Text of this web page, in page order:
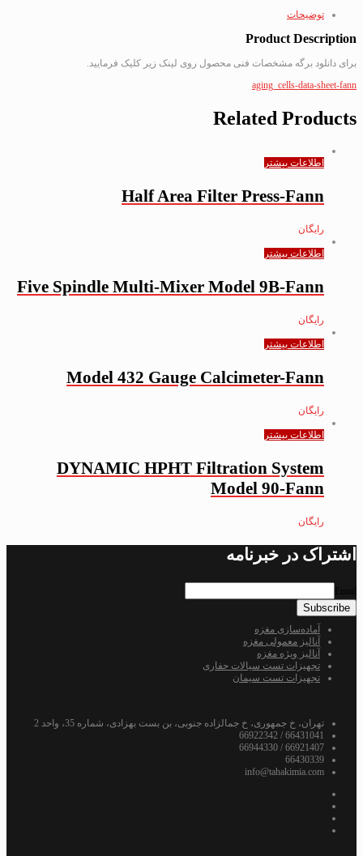
توضیحات
Product Description
برای دانلود برگه مشخصات فنی محصول روی لینک زیر کلیک فرمایید.
aging_cells-data-sheet-fann
Related Products
اطلاعات بیشتر
Half Area Filter Press-Fann
رایگان
اطلاعات بیشتر
Five Spindle Multi-Mixer Model 9B-Fann
رایگان
اطلاعات بیشتر
Model 432 Gauge Calcimeter-Fann
رایگان
اطلاعات بیشتر
DYNAMIC HPHT Filtration System
Model 90-Fann
رایگان
اشتراک در خبرنامه
آماده‌سازی مغزه
آنالیز معمولی مغزه
آنالیز ویژه مغزه
تجهیزات تست سیالات حفاری
تجهیزات تست سیمان
تهران، خ جمهوری، خ جمالزاده جنوبی، بن بست بهزادی، شماره 35، واحد 2
66431041 / 66922342
66921407 / 66944330
66430339
info@tahakimia.com